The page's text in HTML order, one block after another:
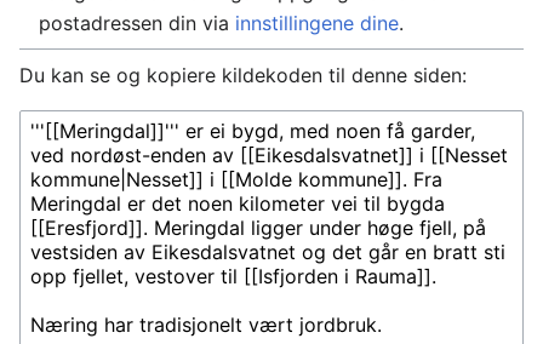
postadressen din via innstillingene dine.
Du kan se og kopiere kildekoden til denne siden: